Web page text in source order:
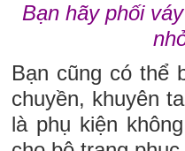
Bạn hãy phối
Bạn cũng có thể
chuyền, khuyên
là phụ kiện